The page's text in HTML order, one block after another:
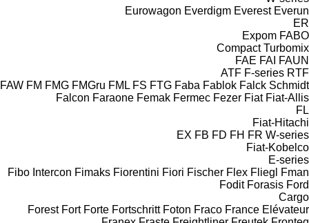
Eurowagon Everdigm Everest Everun
ER
Expom FABO
Compact Turbomix
FAE FAI FAUN
ATF F-series RTF
FAW FM FMG FMGru FML FS FTG Faba Fablok Falck Schmidt
Falcon Faraone Femak Fermec Fezer Fiat Fiat-Allis
FL
Fiat-Hitachi
EX FB FD FH FR W-series
Fiat-Kobelco
E-series
Fibo Intercon Fimaks Fiorentini Fiori Fischer Flex Fliegl
Fman
Fodit Forasis Ford
Cargo
Forest Fort Forte Fortschritt Foton Fraco France Elévateur